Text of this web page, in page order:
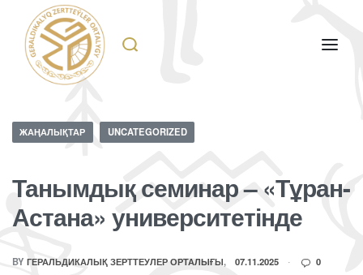
ЖАҢАЛЫҚТАР UNCATEGORIZED
Танымдық семинар – «Тұран-
Астана» университетінде
BY ГЕРАЛЬДИКАЛЫҚ ЗЕРТТЕУЛЕР ОРТАЛЫҒЫ 07.11.2025 0